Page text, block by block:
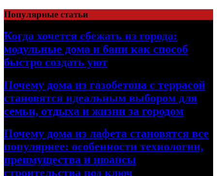
Перейти
к
содержимому
Популярные статьи
Когда хочется сбежать из города:
модульные дома и бани как способ
быстро создать уют
Почему дома из газобетона с террасой
становятся идеальным выбором для
семьи, отдыха и жизни за городом
Почему дома из лафета становятся все
популярнее: особенности технологии,
преимущества и нюансы
строительства под ключ